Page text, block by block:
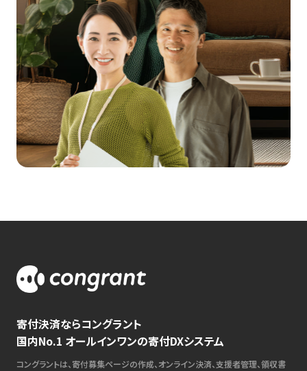
寄付決済ならコングラント
国内No.1 オールインワンの寄付DXシステム
コングラントは、寄付募集ページの作成、オンライン決済、支援者管理、領収書